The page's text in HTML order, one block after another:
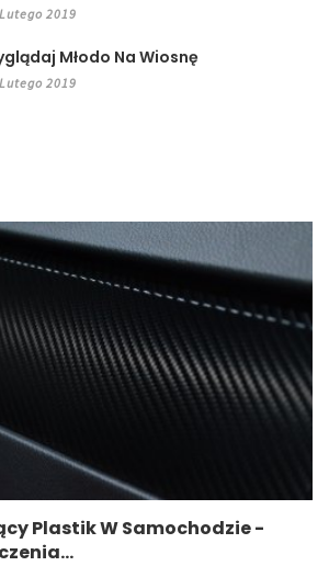
2019
Młodo Na Wiosnę
2019
Plastik W Samochodzie -